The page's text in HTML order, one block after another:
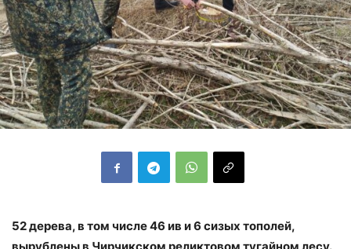
52 дерева, в том числе 46 ив и 6 сизых тополей,